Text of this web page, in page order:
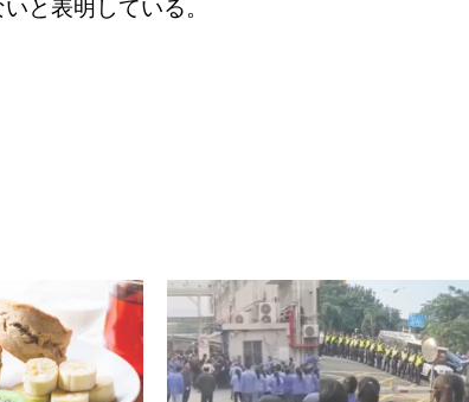
と表明している。